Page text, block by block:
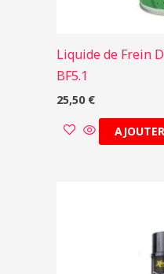
Liquide de Frein
BF5.1
25,50 €